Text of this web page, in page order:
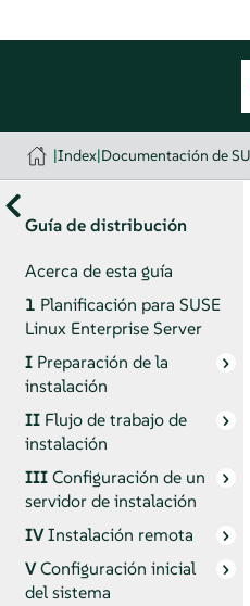
|Index|Documentación de
Guía de distribución
Acerca de esta guía
1 Planificación para SUSE
Linux Enterprise Server
I Preparación de la
instalación
II Flujo de trabajo de
instalación
IIIConfiguración de un
servidor de instalación
IVInstalación remota
VConfiguración inicial
del sistema